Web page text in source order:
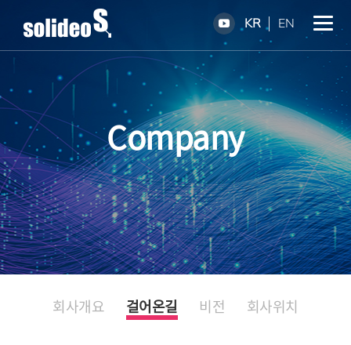
KR EN
Company
회사개요 걸어온길 비전 회사위치